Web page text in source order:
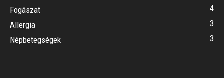
Fogászat
4
Allergia
3
Népbetegségek
3